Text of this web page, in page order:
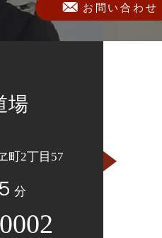
お問い合わせ
場
町2丁目57
５分